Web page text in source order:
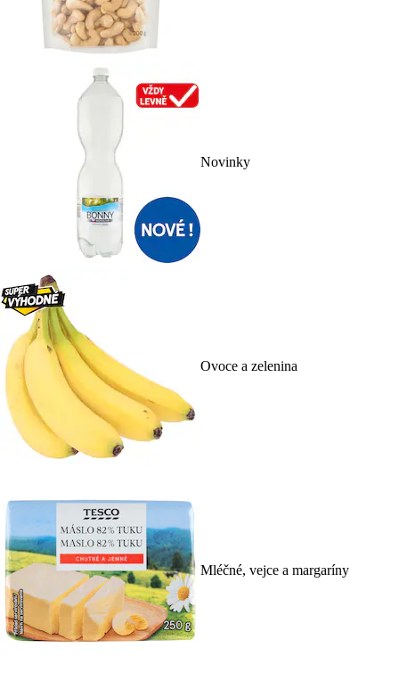
Novinky
Ovoce a zelenina
Mléčné, vejce a margaríny